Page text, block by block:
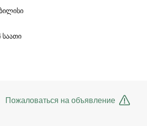
საათი
Пожаловаться на объявление